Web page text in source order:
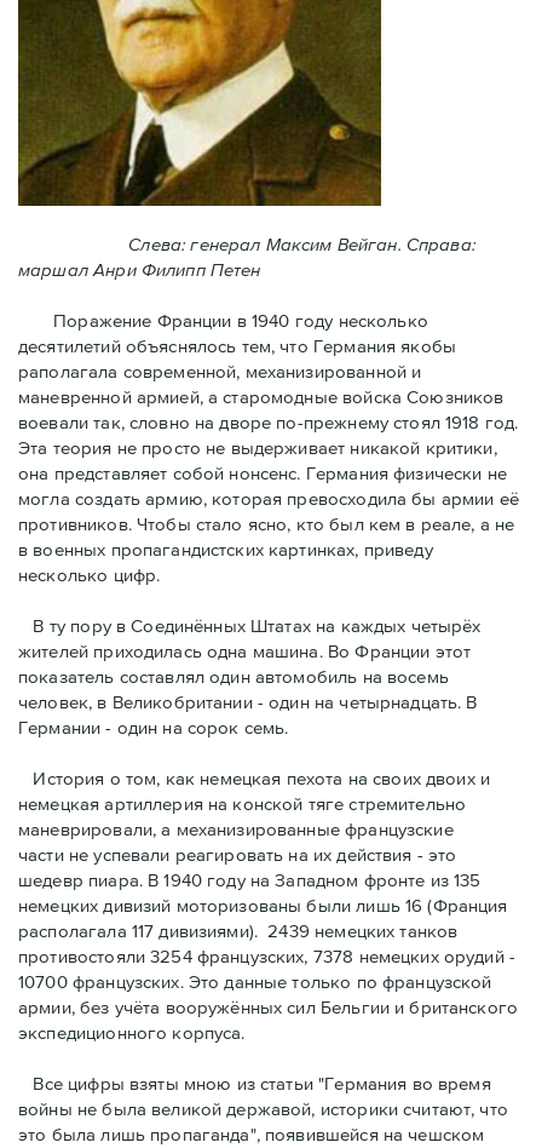
Слева: генерал Максим Вейган. Справа:
маршал Анри Филипп Петен
Поражение Франции в 1940 году несколько
десятилетий объяснялось тем, что Германия якобы
раполагала современной, механизированной и
маневренной армией, а старомодные войска Союзников
воевали так, словно на дворе по-прежнему стоял 1918 год.
Эта теория не просто не выдерживает никакой критики,
она представляет собой нонсенс. Германия физически не
могла создать армию, которая превосходила бы армии её
противников. Чтобы стало ясно, кто был кем в реале, а не
в военных пропагандистских картинках, приведу
несколько цифр.
В ту пору в Соединённых Штатах на каждых четырёх
жителей приходилась одна машина. Во Франции этот
показатель составлял один автомобиль на восемь
человек, в Великобритании - один на четырнадцать. В
Германии - один на сорок семь.
История о том, как немецкая пехота на своих двоих и
немeцкая артиллерия на конской тяге стремительно
маневрировали, а механизированные французские
части не успевали реагировать на их действия - это
шедевр пиара. В 1940 году на Западном фронте из 135
немецких дивизий моторизованы были лишь 16 (Франция
располагала 117 дивизиями). 2439 немецких танков
противостояли 3254 французских, 7378 немецких орудий -
10700 французских. Это данные только по французской
армии, без учёта вооружённых сил Бельгии и британского
экспедиционного корпуса.
Bсе цифры взяты мною из статьи "Германия во время
войны не была великой державой, историки считают, что
это была лишь пропаганда", появившейся на чешском